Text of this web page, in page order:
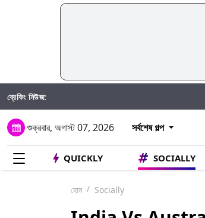
ব্রেকিং নিউজ:
শুক্রবার, অগাস্ট 07, 2026 সর্বশেষ গল্প
QUICKLY SOCIALLY
হোম Socially